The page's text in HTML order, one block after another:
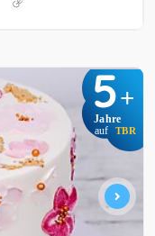
5+
Jahre
auf TBR